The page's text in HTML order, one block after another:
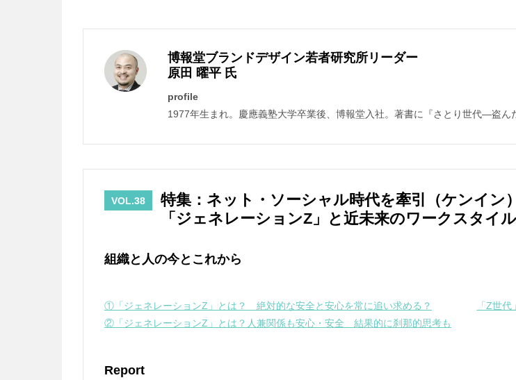
博報堂ブランドデザイン若者研究所リーダー
原田 曜平 氏
profile
1977年生まれ。慶應義塾大学卒業後、博報堂入社。著書に『さとり世代—盗ん
VOL.38
特集：ネット・ソーシャル時代を牽引（ケンイン
「ジェネレーションZ」と近未来のワークスタイル
組織と人の今とこれから
①「ジェネレーションZ」とは？ 絶対的な安全と安心を常に追い求める？
②「ジェネレーションZ」とは？人兼関係も安心・安全 結果的に刹那的思考も
「Z世
Report